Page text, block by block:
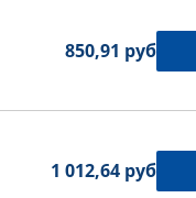
850,91 руб.
1 012,64 руб.